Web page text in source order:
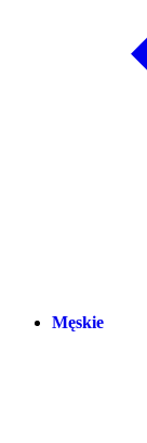
Męskie